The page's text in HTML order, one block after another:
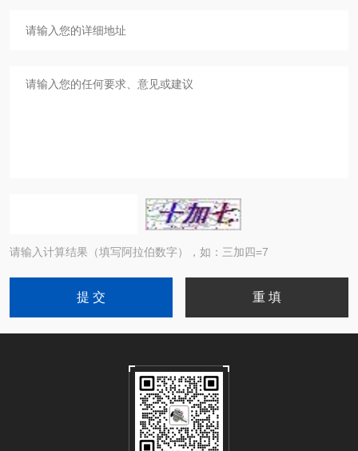
请输入计算结果（填写阿拉伯数字），如：三加四=7